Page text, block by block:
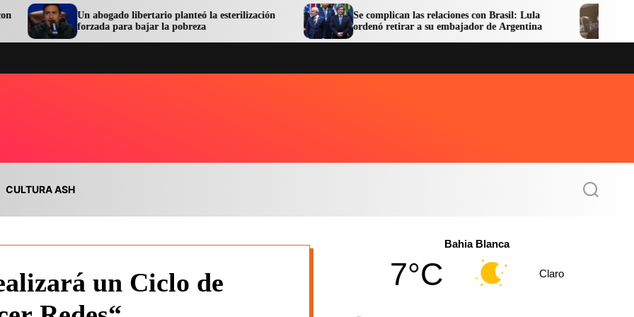
Un abogado libertario planteó la esterilización
forzada para bajar la pobreza
Se complican las relaciones con Brasil: Lula
ordenó retirar a su embajador de Argentina
Facundo
en libertad
CULTURA ASH
S
un Ciclo de
Bahia Blanca
7°C Claro